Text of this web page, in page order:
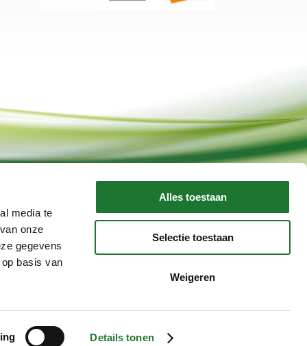
media te
onze
gegevens
basis van
Details tonen
Alles toestaan
Selectie toestaan
Weigeren